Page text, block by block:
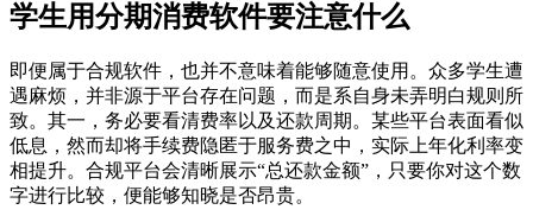
学生用分期消费软件要注意什么
即便属于合规软件，也并不意味着能够随意使用。众多学生遭
遇麻烦，并非源于平台存在问题，而是系自身未弄明白规则所
致。其一，务必要看清费率以及还款周期。某些平台表面看似
低息，然而却将手续费隐匿于服务费之中，实际上年化利率变
相提升。合规平台会清晰展示“总还款金额”，只要你对这个数
字进行比较，便能够知晓是否昂贵。